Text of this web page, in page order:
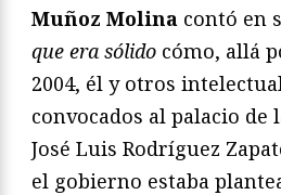
Muñoz Molina contó en
que era sólido cómo, allá
2004, él y otros
convocados al palacio de
José Luis Rodríguez
el gobierno estaba